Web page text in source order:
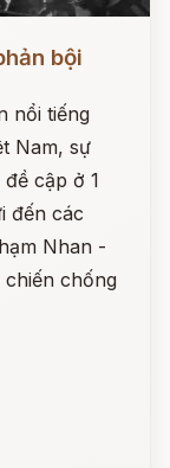
bội
nổi tiếng
Nam, sự
cập ở 1
đến các
Nhan -
chống